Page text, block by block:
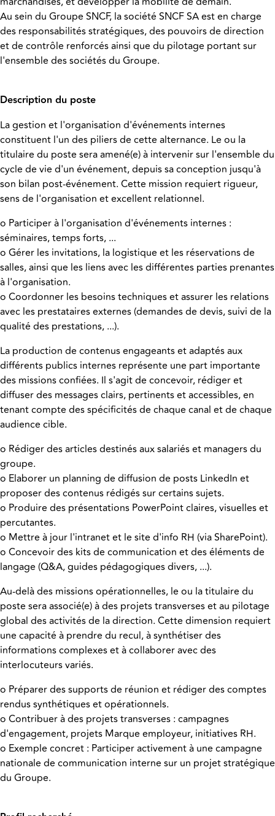
Au sein du Groupe SNCF, la société SNCF SA est en charge
des responsabilités stratégiques, des pouvoirs de direction
et de contrôle renforcés ainsi que du pilotage portant sur
l'ensemble des sociétés du Groupe.
Description du poste
La gestion et l'organisation d'événements internes
constituent l'un des piliers de cette alternance. Le ou la
titulaire du poste sera amené(e) à intervenir sur l'ensemble du
cycle de vie d'un événement, depuis sa conception jusqu'à
son bilan post-événement. Cette mission requiert rigueur,
sens de l'organisation et excellent relationnel.
o Participer à l'organisation d'événements internes :
séminaires, temps forts, ...
o Gérer les invitations, la logistique et les réservations de
salles, ainsi que les liens avec les différentes parties prenantes
à l'organisation.
o Coordonner les besoins techniques et assurer les relations
avec les prestataires externes (demandes de devis, suivi de la
qualité des prestations, ...).
La production de contenus engageants et adaptés aux
différents publics internes représente une part importante
des missions confiées. Il s'agit de concevoir, rédiger et
diffuser des messages clairs, pertinents et accessibles, en
tenant compte des spécificités de chaque canal et de chaque
audience cible.
o Rédiger des articles destinés aux salariés et managers du
groupe.
o Elaborer un planning de diffusion de posts LinkedIn et
proposer des contenus rédigés sur certains sujets.
o Produire des présentations PowerPoint claires, visuelles et
percutantes.
o Mettre à jour l'intranet et le site d'info RH (via SharePoint).
o Concevoir des kits de communication et des éléments de
langage (Q&A, guides pédagogiques divers, ...).
Au-delà des missions opérationnelles, le ou la titulaire du
poste sera associé(e) à des projets transverses et au pilotage
global des activités de la direction. Cette dimension requiert
une capacité à prendre du recul, à synthétiser des
informations complexes et à collaborer avec des
interlocuteurs variés.
o Préparer des supports de réunion et rédiger des comptes
rendus synthétiques et opérationnels.
o Contribuer à des projets transverses : campagnes
d'engagement, projets Marque employeur, initiatives RH.
o Exemple concret : Participer activement à une campagne
nationale de communication interne sur un projet stratégique
du Groupe.